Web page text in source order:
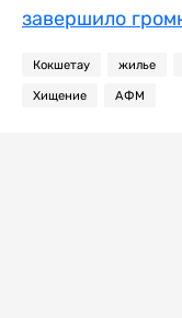
завершило
Кокшетау жилье
Хищение АФМ